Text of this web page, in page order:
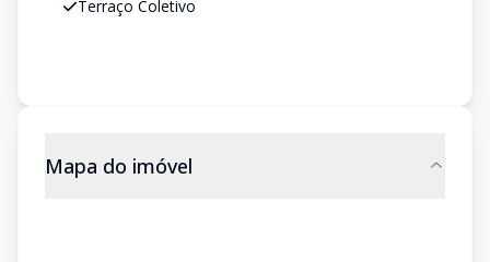
Terraço Coletivo
Mapa do imóvel